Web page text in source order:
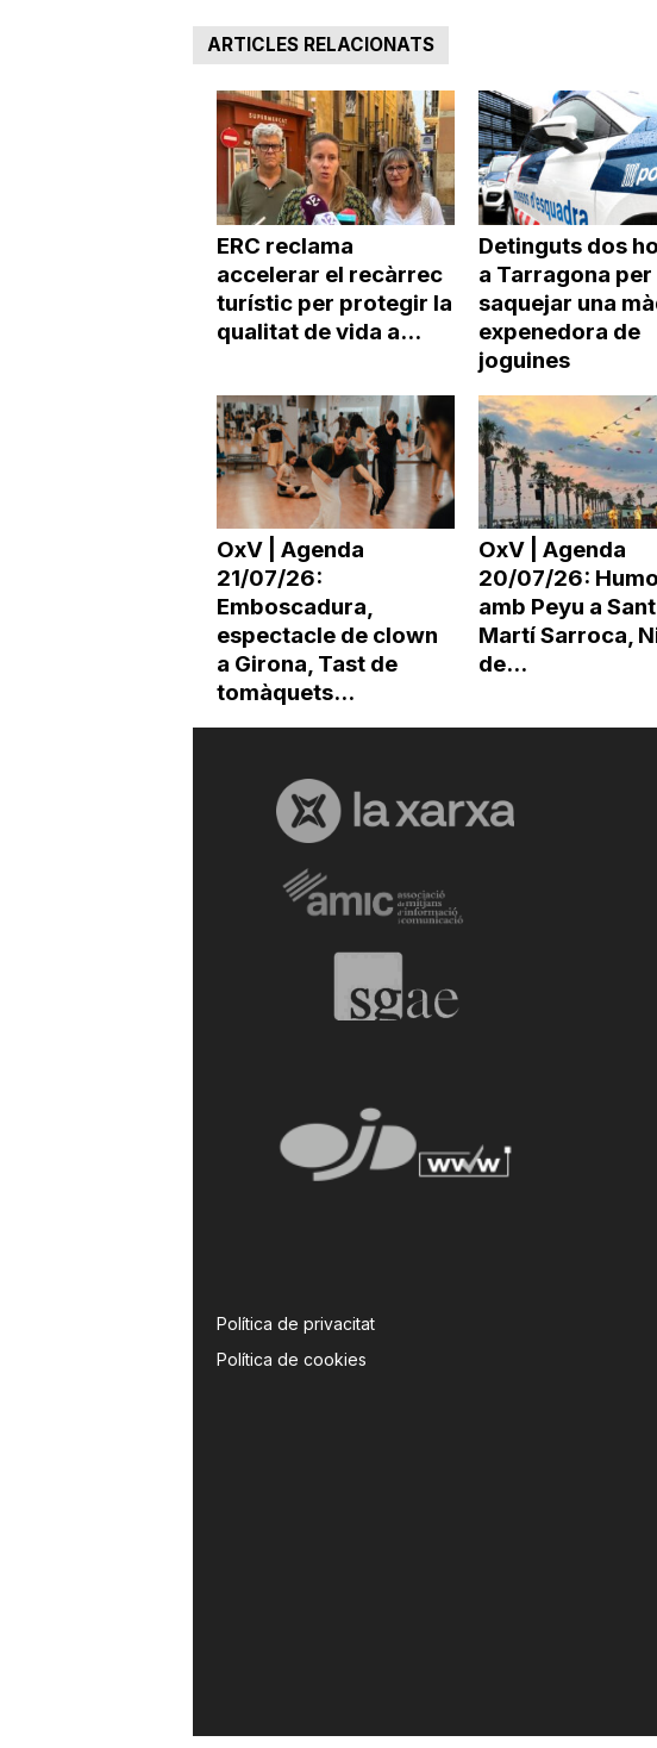
ARTICLES RELACIONATS
ERC reclama
accelerar el recàrrec
turístic per protegir la
qualitat de vida a...
Detinguts dos
a Tarragona per
saquejar una
expenedora de
joguines
OxV | Agenda
21/07/26:
Emboscadura,
espectacle de clown
a Girona, Tast de
tomàquets...
OxV | Agenda
20/07/26:
amb Peyu a Sant
Martí Sarroca,
de...
Política de privacitat
Política de cookies